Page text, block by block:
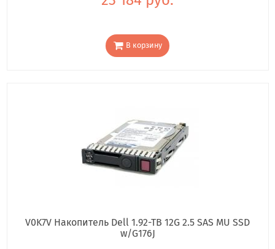
В корзину
V0K7V Накопитель Dell 1.92-TB 12G 2.5 SAS MU SSD
w/G176J